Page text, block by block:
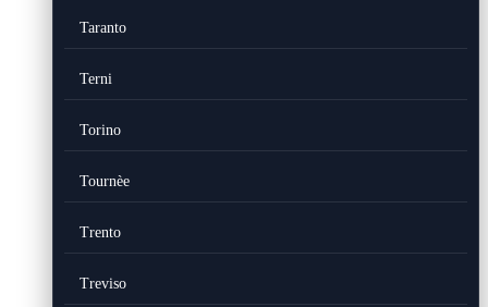
Taranto
Terni
Torino
Tournèe
Trento
Treviso